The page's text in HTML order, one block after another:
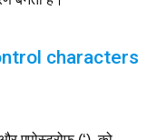
characters